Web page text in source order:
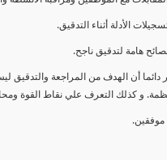
دائما أن الهدف من المراجعة
و كذلك التعرف علي نقاط القوة
موفقين.